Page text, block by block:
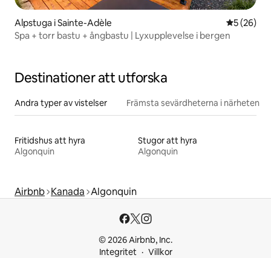
Alpstuga i Sainte-Adèle 5 av 5 i
5 (26)
Spa + torr bastu + ångbastu | Lyxupplevelse i bergen
Destinationer att utforska
Andra typer av vistelser Främsta sevärdheterna i närheten
Fritidshus att hyra
Algonquin
Stugor att hyra
Algonquin
Airbnb Kanada Algonquin
© 2026 Airbnb, Inc.
Integritet
Villkor